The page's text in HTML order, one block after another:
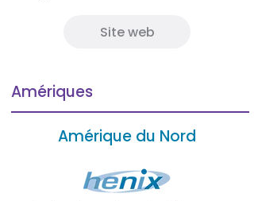
Site web
Amériques
Amérique du Nord